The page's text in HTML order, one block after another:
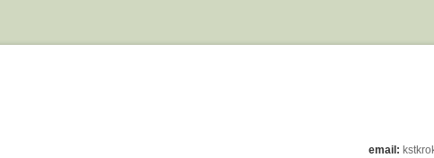
email: